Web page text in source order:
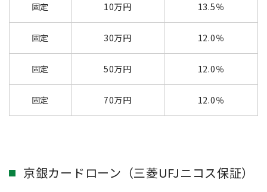
固定 10万円 13.5％
固定 30万円 12.0％
固定 50万円 12.0％
固定 70万円 12.0％
京銀カードローン（三菱UFJニコス保証）